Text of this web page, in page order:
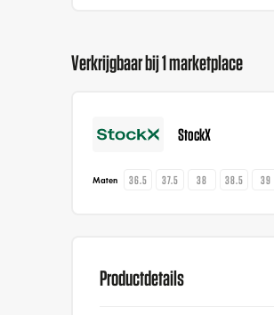
Verkrijgbaar bij 1 marketplace
StockX
Maten 36.5 37.5 38 38.5 39
Productdetails